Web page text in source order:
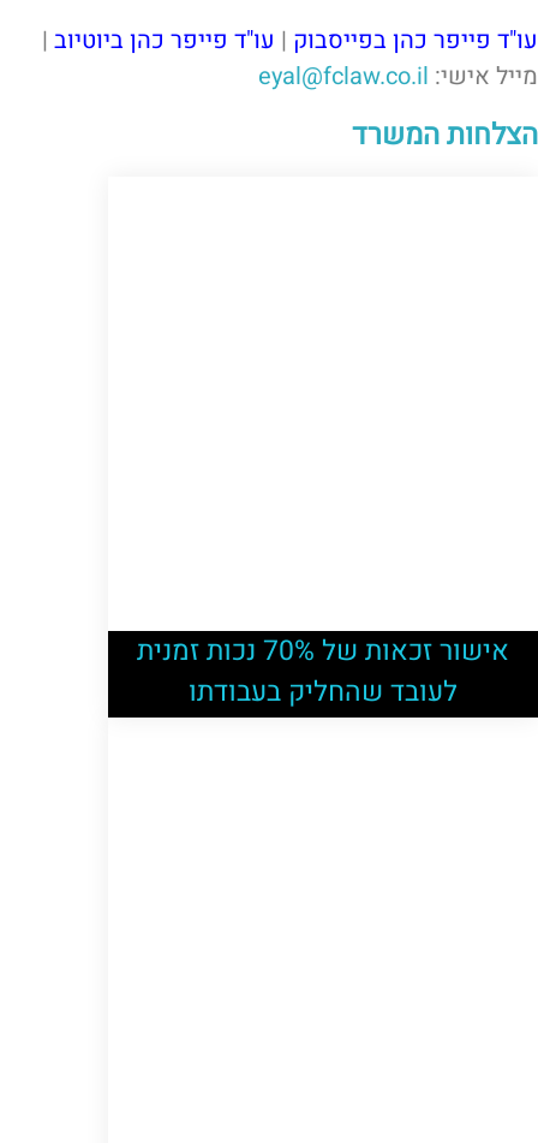
עו"ד פייפר כהן בפייסבוק | עו"ד פייפר כהן ביוטיוב |
מייל אישי: eyal@fclaw.co.il
הצלחות המשרד
אישור זכאות של 70% נכות זמנית
לעובד שהחליק בעבודתו